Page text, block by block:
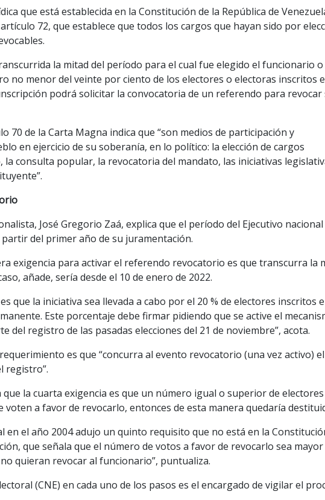
que está establecida en la Constitución de la República de
72, que establece que todos los cargos que hayan sido por
la mitad del período para el cual fue elegido el funcionario o
no menor del veinte por ciento de los electores o electoras inscritos
podrá solicitar la convocatoria de un referendo para revocar
70 de la Carta Magna indica que “son medios de participación y
en ejercicio de su soberanía, en lo político: la elección de cargos
la consulta popular, la revocatoria del mandato, las iniciativas
José Gregorio Zaá, explica que el período del Ejecutivo nacional
del primer año de su juramentación.
exigencia para activar el referendo revocatorio es que transcurra la
añade, sería desde el 10 de enero de 2022.
que la iniciativa sea llevada a cabo por el 20 % de electores inscritos
Este porcentaje debe firmar pidiendo que se active el
del registro de las pasadas elecciones del 21 de noviembre”, acota.
es que “concurra al evento revocatorio (una vez activo)
registro”.
que la cuarta exigencia es que un número igual o superior de
a favor de revocarlo, entonces de esta manera quedaría
en el año 2004 adujo un quinto requisito que no está en la
que señala que el número de votos a favor de revocarlo sea mayor
quieran revocar al funcionario”, puntualiza.
(CNE) en cada uno de los pasos es el encargado de vigilar el